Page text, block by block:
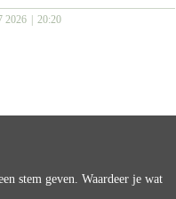
2026 20:20
stem geven. Waardeer je wat